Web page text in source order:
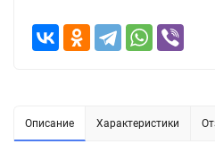
Описание Характеристики